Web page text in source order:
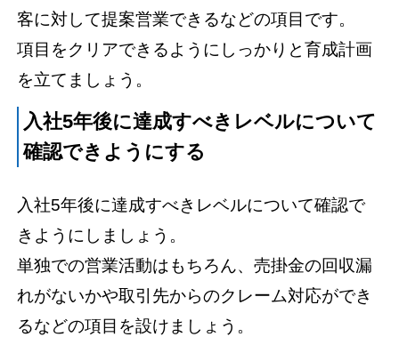
客に対して提案営業できるなどの項目です。
項目をクリアできるようにしっかりと育成計画
を立てましょう。
入社5年後に達成すべきレベルについて
確認できようにする
入社5年後に達成すべきレベルについて確認で
きようにしましょう。
単独での営業活動はもちろん、売掛金の回収漏
れがないかや取引先からのクレーム対応ができ
るなどの項目を設けましょう。